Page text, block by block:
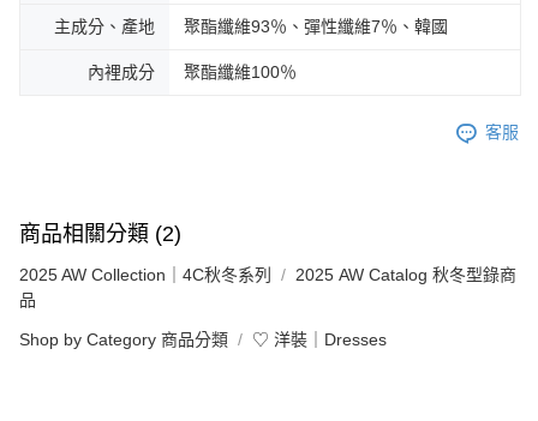
主成分、產地 聚酯纖維93％、彈性纖維7％、韓國
內裡成分 聚酯纖維100％
客服
商品相關分類 (2)
2025 AW Collection｜4C秋冬系列
2025 AW Catalog 秋冬型錄商
品
Shop by Category 商品分類 ♡ 洋裝｜Dresses